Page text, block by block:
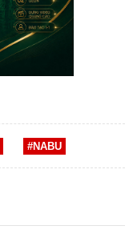
#NABU